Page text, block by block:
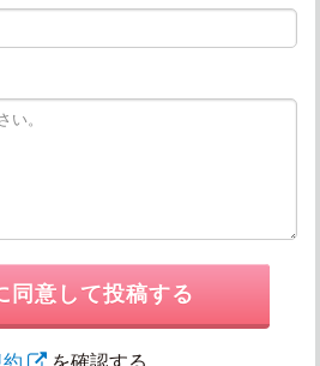
同意して投稿する
を確認する